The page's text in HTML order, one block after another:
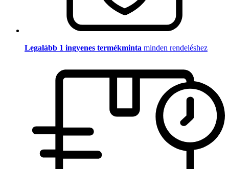
Legalább 1 ingyenes termékminta minden rendeléshez